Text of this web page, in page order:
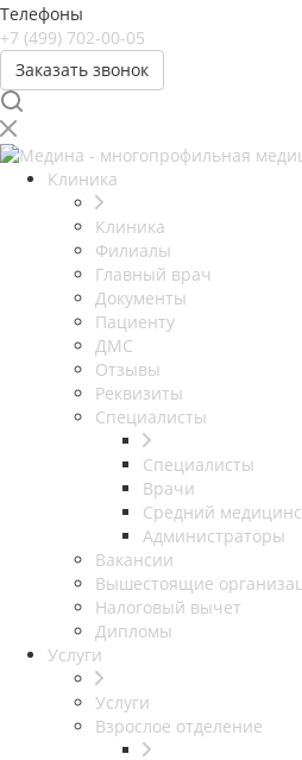
Телефоны
+7 (499) 702-00-05
Заказать звонок
Клиника
Клиника
Филиалы
Главный врач
Документы
Пациенту
ДМС
Отзывы
Реквизиты
Специалисты
Специалисты
Врачи
Средний
Администраторы
Вакансии
Вышестоящие
Налоговый вычет
Дипломы
Услуги
Услуги
Взрослое отделение